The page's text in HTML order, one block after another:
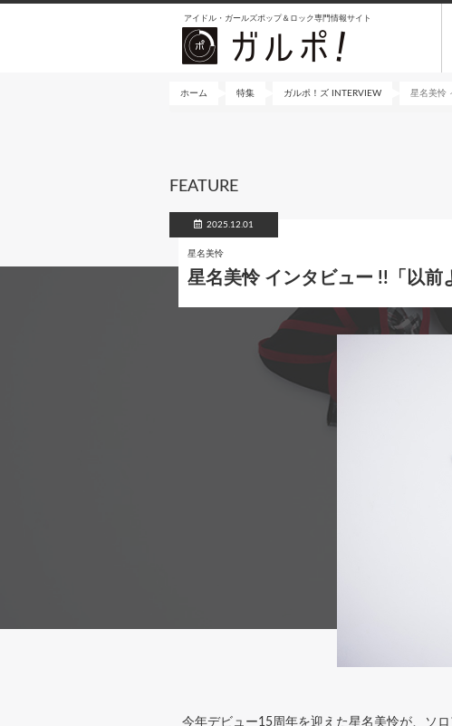
アイドル・ガールズポップ＆ロック専門情報サイト
ホーム 特集 ガルポ！ズ INTERVIEW 星名美怜
FEATURE
2025.12.01
星名美怜
星名美怜 インタビュー !!「以前
今年デビュー15周年を迎えた星名美怜が、ソ